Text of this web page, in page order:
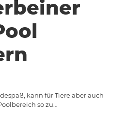
kann für Tiere aber auch
so zu…